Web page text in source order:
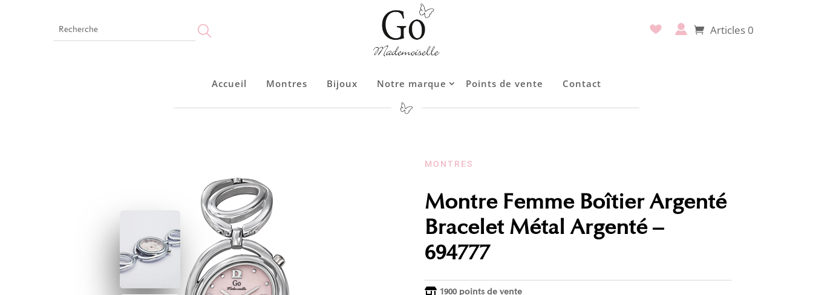
Articles 0
Accueil Montres Bijoux Notre marque Points de vente
Contact
MONTRES
Montre Femme Boîtier Argenté
Bracelet Métal Argenté –
694777
 1900 points de vente